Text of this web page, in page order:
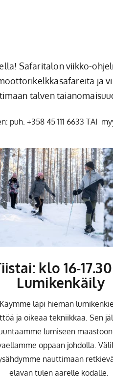
Safaritalon viikko-
ja
talven
puh. +358 45 111 6633 TAI
klo 16-17.30
Lumikenkäily
Käymme läpi hieman
ja oikeaa tekniikkaa. Sen
lumiseen
oppaan johdolla.
nauttimaan
elävän tulen äärelle kodalle.